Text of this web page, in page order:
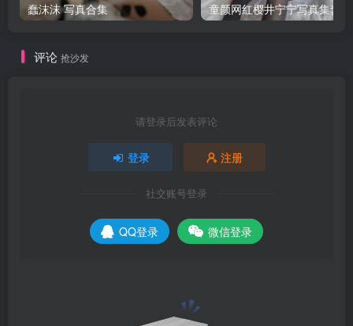
蠢沫沫 写真合集 童颜网红樱井宁宁写真集套图
评论 抢沙发
请登录后发表评论
登录 注册
社交账号登录
QQ登录 微信登录